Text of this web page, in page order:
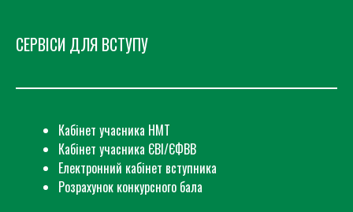
СЕРВІСИ ДЛЯ ВСТУПУ
Кабінет учасника НМТ
Кабінет учасника ЄВІ/ЄФВВ
Електронний кабінет вступника
Розрахунок конкурсного бала